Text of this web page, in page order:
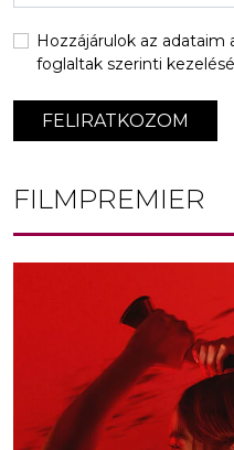
FELIRATKOZOM
Hozzájárulok az adataim
foglaltak szerinti
FILMPREMIER